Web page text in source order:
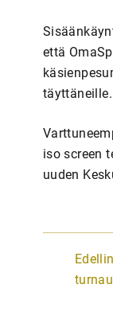
että
täyttäneille.
iso screen
uuden
A
r